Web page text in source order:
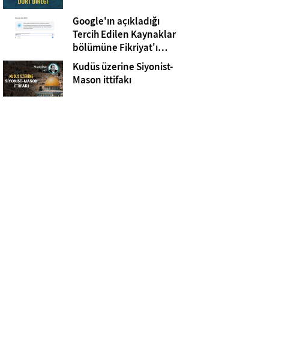
Google'ın açıkladığı
Tercih Edilen Kaynaklar
bölümüne Fikriyat'ı
eklemeyi unutmayın!
Kudüs üzerine Siyonist-
Mason ittifakı